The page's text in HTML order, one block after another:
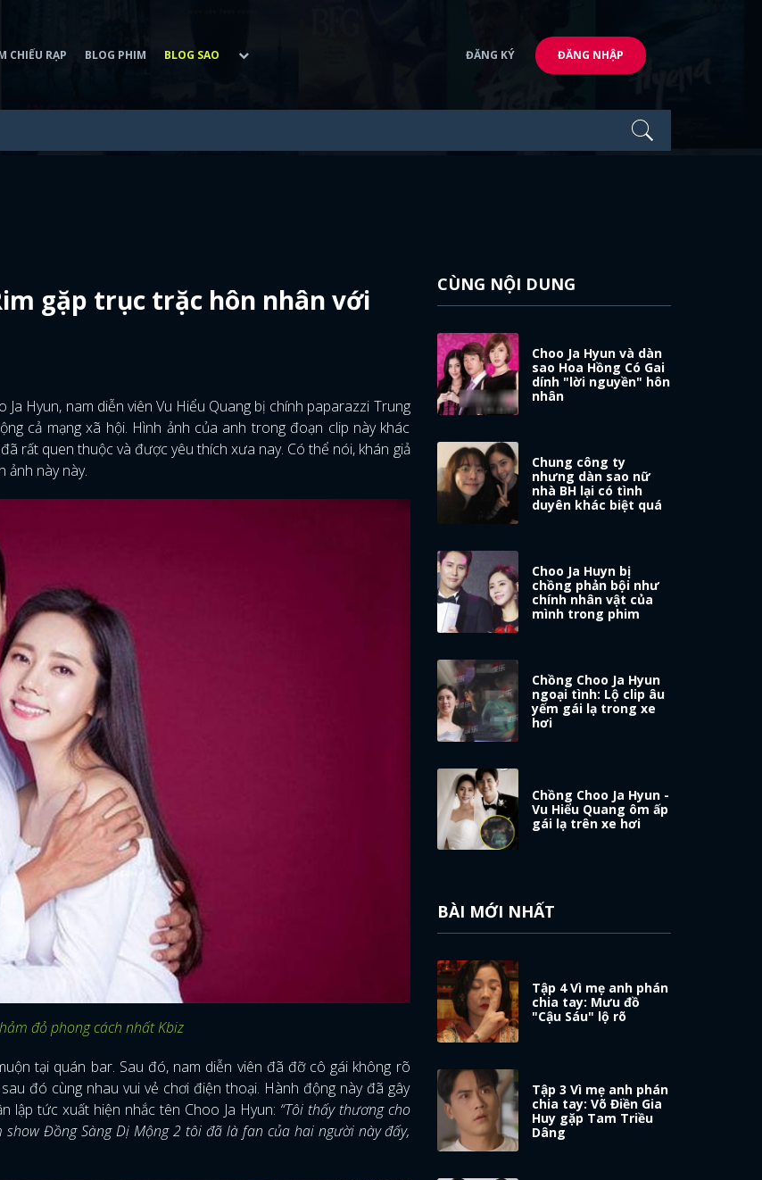
CHIẾU RẠP BLOG PHIM BLOG SAO ĐĂNG KÝ ĐĂNG NHẬP
gặp trục trặc hôn nhân với
Hyun, nam diễn viên Vu Hiểu Quang bị chính paparazzi Trung
cả mạng xã hội. Hình ảnh của anh trong đoạn clip này khác
rất quen thuộc và được yêu thích xưa nay. Có thể nói, khán giả
ảnh này này.
đỏ phong cách nhất Kbiz
tại quán bar. Sau đó, nam diễn viên đã đỡ cô gái không rõ
đó cùng nhau vui vẻ chơi điện thoại. Hành động này đã gây
lập tức xuất hiện nhắc tên Choo Ja Hyun: “Tôi thấy thương cho
show Đồng Sàng Dị Mộng 2 tôi đã là fan của hai người này đấy,
CÙNG NỘI DUNG
Choo Ja Hyun và dàn
sao Hoa Hồng Có Gai
dính "lời nguyền" hôn
nhân
Chung công ty
nhưng dàn sao nữ
nhà BH lại có tình
duyên khác biệt quá
Choo Ja Huyn bị
chồng phản bội như
chính nhân vật của
mình trong phim
Chồng Choo Ja Hyun
ngoại tình: Lộ clip âu
yếm gái lạ trong xe
hơi
Chồng Choo Ja Hyun -
Vu Hiểu Quang ôm ấp
gái lạ trên xe hơi
BÀI MỚI NHẤT
Tập 4 Vì mẹ anh phán
chia tay: Mưu đồ
"Cậu Sáu" lộ rõ
Tập 3 Vì mẹ anh phán
chia tay: Võ Điền Gia
Huy gặp Tam Triều
Dâng